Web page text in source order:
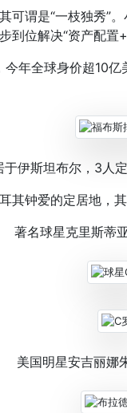
谓是“一枝独秀”
到位解决“资产配置
全球身价超10亿
斯坦布尔，3人定
钟爱的定居地，
名球星克里斯蒂亚
美国明星安吉丽娜